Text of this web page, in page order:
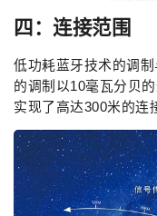
四：连接范围
低功耗蓝牙技术的调
的调制以10毫瓦分贝
实现了高达300米的连